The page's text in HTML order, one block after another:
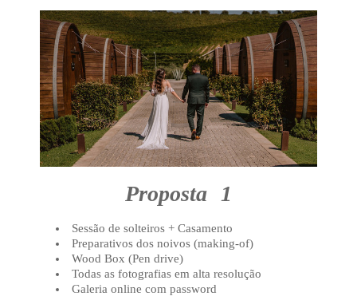
Proposta 1
Sessão de solteiros + Casamento
Preparativos dos noivos (making-of)
Wood Box (Pen drive)
Todas as fotografias em alta resolução
Galeria online com password